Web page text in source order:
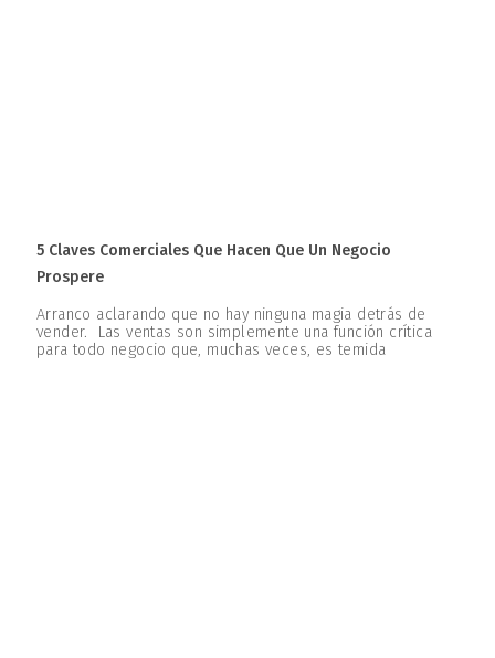
5 Claves Comerciales Que Hacen Que Un Negocio
Prospere
Arranco aclarando que no hay ninguna magia detrás de
vender. Las ventas son simplemente una función crítica
para todo negocio que, muchas veces, es temida